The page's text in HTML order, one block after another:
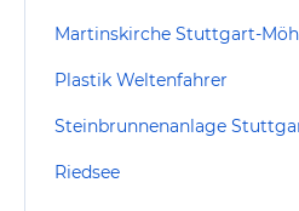
Plastik Weltenfahrer
Riedsee